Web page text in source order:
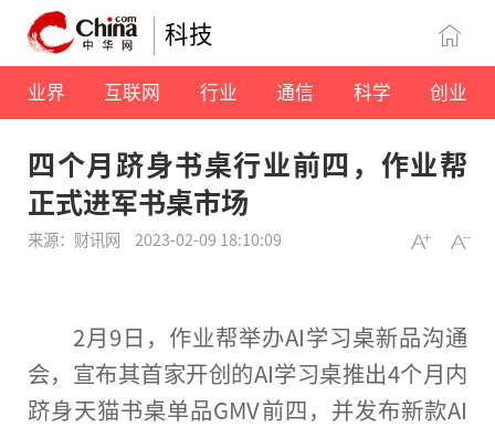
科技
业界 互联网 行业 通信 科学 创业
四个月跻身书桌行业前四，作业帮
正式进军书桌市场
来源：财讯网 2023-02-09 18:10:09
2月9日，作业帮举办AI学习桌新品沟通
会，宣布其首家开创的AI学习桌推出4个月内
跻身天猫书桌单品GMV前四，并发布新款AI